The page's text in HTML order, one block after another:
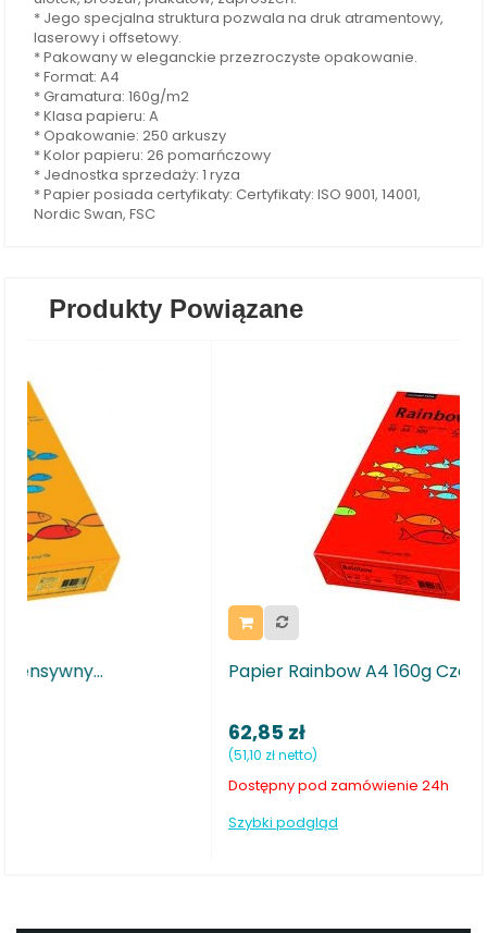
* Jego specjalna struktura pozwala na druk atramentowy,
laserowy i offsetowy.
* Pakowany w eleganckie przezroczyste opakowanie.
* Format: A4
* Gramatura: 160g/m2
* Klasa papieru: A
* Opakowanie: 250 arkuszy
* Kolor papieru: 26 pomarńczowy
* Jednostka sprzedaży: 1 ryza
* Papier posiada certyfikaty: Certyfikaty: ISO 9001, 14001,
Nordic Swan, FSC
Produkty Powiązane
Papier Rainbow A4 160g Czerwony 28
Dostępny pod zamówienie 24h